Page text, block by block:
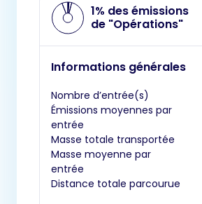
1% des émissions
de "Opérations"
Informations générales
Nombre d’entrée(s)
Émissions moyennes par
entrée
Masse totale transportée
Masse moyenne par
entrée
Distance totale parcourue